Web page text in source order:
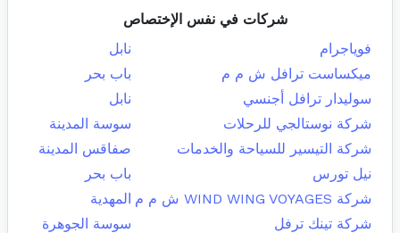
شركات في نفس الإختصاص
فوياجرام
نابل
ميكساست ترافل ش م م
باب بحر
سوليدار ترافل أجنسي
نابل
شركة نوستالجي للرحلات
سوسة المدينة
شركة التيسير للسياحة والخدمات
صفاقس المدينة
نيل تورس
باب بحر
شركة WIND WING VOYAGES ش م م
المهدية
شركة تينك ترفل
سوسة الجوهرة